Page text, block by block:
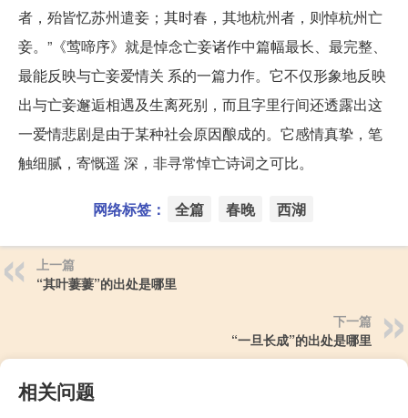
者，殆皆忆苏州遣妾；其时春，其地杭州者，则悼杭州亡
妾。”《莺啼序》就是悼念亡妾诸作中篇幅最长、最完整、
最能反映与亡妾爱情关 系的一篇力作。它不仅形象地反映
出与亡妾邂逅相遇及生离死别，而且字里行间还透露出这
一爱情悲剧是由于某种社会原因酿成的。它感情真挚，笔
触细腻，寄慨遥 深，非寻常悼亡诗词之可比。
网络标签： 全篇 春晚 西湖
上一篇
“其叶萋萋”的出处是哪里
下一篇
“一旦长成”的出处是哪里
相关问题